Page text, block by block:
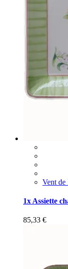
Vent de
1x Assiette
85,33 €